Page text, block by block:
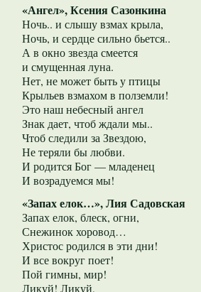
«Ангел», Ксения Сазонкина
Ночь.. и слышу взмах крыла,
Ночь, и сердце сильно бьется..
А в окно звезда смеется
и смущенная луна.
Нет, не может быть у птицы
Крыльев взмахом в полземли!
Это наш небесный ангел
Знак дает, чтоб ждали мы..
Чтоб следили за Звездою,
Не теряли бы любви.
И родится Бог — младенец
И возрадуемся мы!
«Запах елок…», Лия Садовская
Запах елок, блеск, огни,
Снежинок хоровод…
Христос родился в эти дни!
И все вокруг поет!
Пой гимны, мир!
Ликуй! Ликуй,